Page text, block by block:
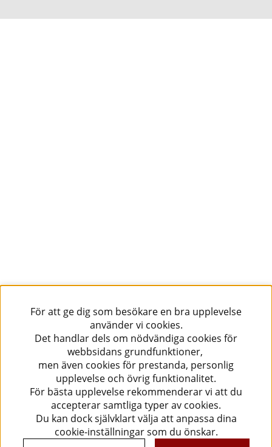
För att ge dig som besökare en bra upplevelse
använder vi cookies.
Det handlar dels om nödvändiga cookies för
webbsidans grundfunktioner,
men även cookies för prestanda, personlig
upplevelse och övrig funktionalitet.
För bästa upplevelse rekommenderar vi att du
accepterar samtliga typer av cookies.
Du kan dock självklart välja att anpassa dina
cookie-inställningar som du önskar.